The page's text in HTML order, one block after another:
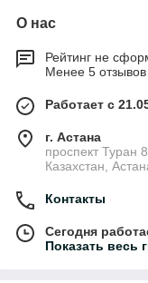
О нас
Рейтинг не
Менее 5
Работает с
г. Астана
проспект Туран
Казахстан,
Контакты
Сегодня
Показать весь